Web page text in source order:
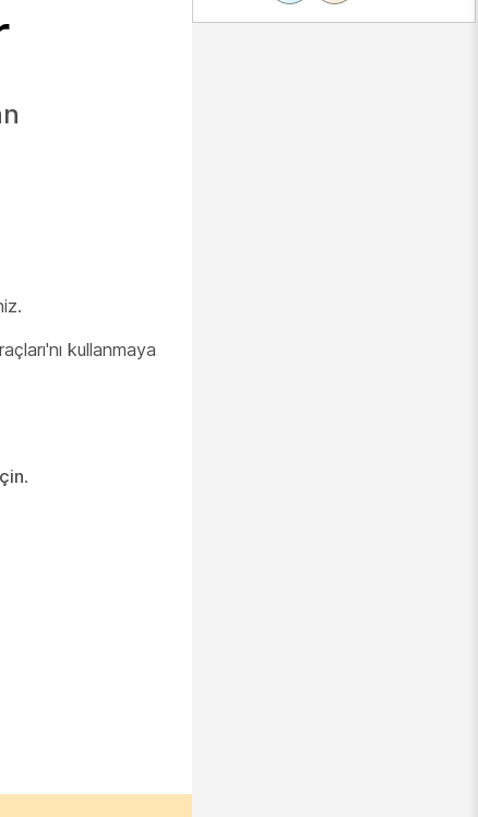
kullanmaya
.